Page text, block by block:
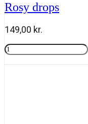
Rosy drops
149,00 kr.
Rosy
drops